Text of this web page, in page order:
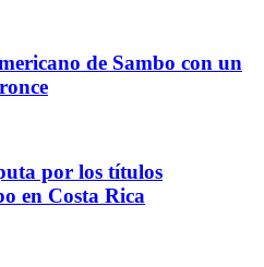
de Sambo con un
por los títulos
en Costa Rica